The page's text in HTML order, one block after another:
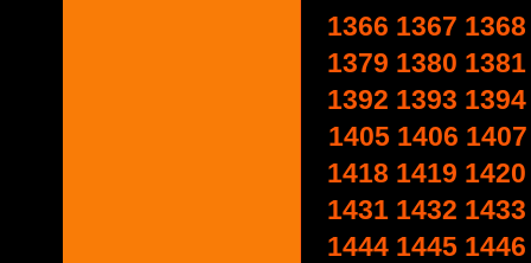
1366 1367 1368
1379 1380 1381
1392 1393 1394
1405 1406 1407
1418 1419 1420
1431 1432 1433
1444 1445 1446